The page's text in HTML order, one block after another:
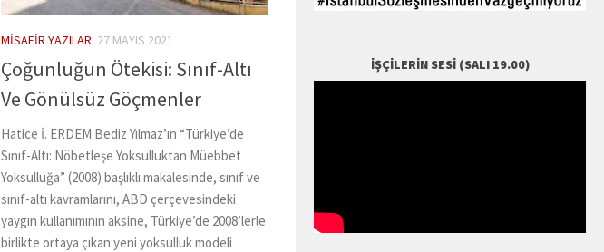
MISAFIR YAZILAR 27 MAYIS 2021
Çoğunluğun Ötekisi: Sınıf-Altı
Ve Gönülsüz Göçmenler
Hatice İ. ERDEM Bediz Yılmaz’ın “Türkiye’de
Sınıf-Altı: Nöbetleşe Yoksulluktan Müebbet
Yoksulluğa” (2008) başlıklı makalesinde, sınıf ve
sınıf-altı kavramlarını, ABD çerçevesindeki
yaygın kullanımının aksine, Türkiye’de 2008’lerle
birlikte ortaya çıkan yeni yoksulluk modeli
İŞÇILERIN SESI (SALI 19.00)